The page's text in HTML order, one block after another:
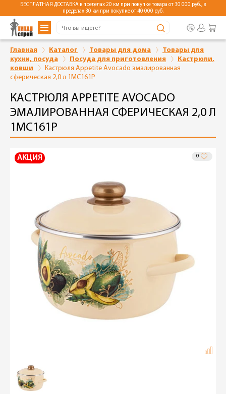
БЕСПЛАТНАЯ ДОСТАВКА в пределах 20 км при покупке товара от 30 000 руб., в
пределах 30 км при покупке от 40 000 руб.
Главная Каталог Товары для дома
Товары для
кухни, посуда
Посуда для приготовления
Кастрюли,
ковши
Кастрюля Appetite Avocado эмалированная
сферическая 2,0 л 1MC161P
КАСТРЮЛЯ APPETITE AVOCADO
ЭМАЛИРОВАННАЯ СФЕРИЧЕСКАЯ 2,0 Л
1MC161P
0
АКЦИЯ